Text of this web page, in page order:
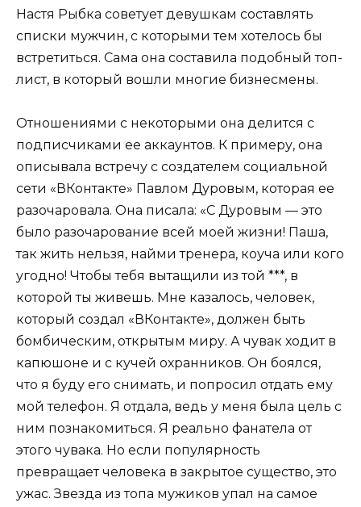
Настя Рыбка советует девушкам составлять
списки мужчин, с которыми тем хотелось бы
встретиться. Сама она составила подобный топ-
лист, в который вошли многие бизнесмены.
Отношениями с некоторыми она делится с
подписчиками ее аккаунтов. К примеру, она
описывала встречу с создателем социальной
сети «ВКонтакте» Павлом Дуровым, которая ее
разочаровала. Она писала: «С Дуровым — это
было разочарование всей моей жизни! Паша,
так жить нельзя, найми тренера, коуча или кого
угодно! Чтобы тебя вытащили из той ***, в
которой ты живешь. Мне казалось, человек,
который создал «ВКонтакте», должен быть
бомбическим, открытым миру. А чувак ходит в
капюшоне и с кучей охранников. Он боялся,
что я буду его снимать, и попросил отдать ему
мой телефон. Я отдала, ведь у меня была цель с
ним познакомиться. Я реально фанатела от
этого чувака. Но если популярность
превращает человека в закрытое существо, это
ужас. Звезда из топа мужиков упал на самое